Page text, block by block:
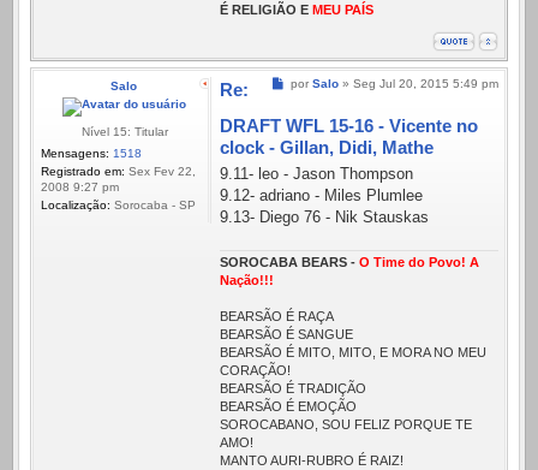
É RELIGIÃO E MEU PAÍS
Salo
Nível 15: Titular
Mensagens: 1518
Registrado em: Sex Fev 22,
2008 9:27 pm
Localização: Sorocaba - SP
Mensagem
por Salo » Seg Jul 20, 2015 5:49 pm
Re:
DRAFT WFL 15-16 - Vicente no
clock - Gillan, Didi, Mathe
9.11- leo - Jason Thompson
9.12- adriano - Miles Plumlee
9.13- Diego 76 - Nik Stauskas
SOROCABA BEARS - O Time do Povo! A
Nação!!!
BEARSÃO É RAÇA
BEARSÃO É SANGUE
BEARSÃO É MITO, MITO, E MORA NO MEU
CORAÇÃO!
BEARSÃO É TRADIÇÃO
BEARSÃO É EMOÇÃO
SOROCABANO, SOU FELIZ PORQUE TE
AMO!
MANTO AURI-RUBRO É RAIZ!